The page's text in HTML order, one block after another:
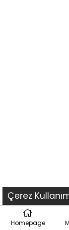
Çerez
Homepage